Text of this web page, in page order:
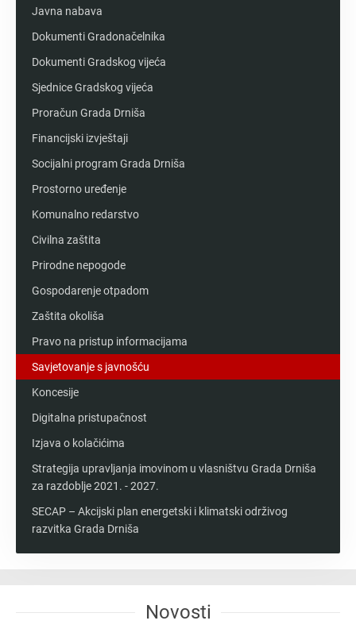
Javna nabava
Dokumenti Gradonačelnika
Dokumenti Gradskog vijeća
Sjednice Gradskog vijeća
Proračun Grada Drniša
Financijski izvještaji
Socijalni program Grada Drniša
Prostorno uređenje
Komunalno redarstvo
Civilna zaštita
Prirodne nepogode
Gospodarenje otpadom
Zaštita okoliša
Pravo na pristup informacijama
Savjetovanje s javnošću
Koncesije
Digitalna pristupačnost
Izjava o kolačićima
Strategija upravljanja imovinom u vlasništvu Grada Drniša
za razdoblje 2021. - 2027.
SECAP – Akcijski plan energetski i klimatski održivog
razvitka Grada Drniša
Novosti